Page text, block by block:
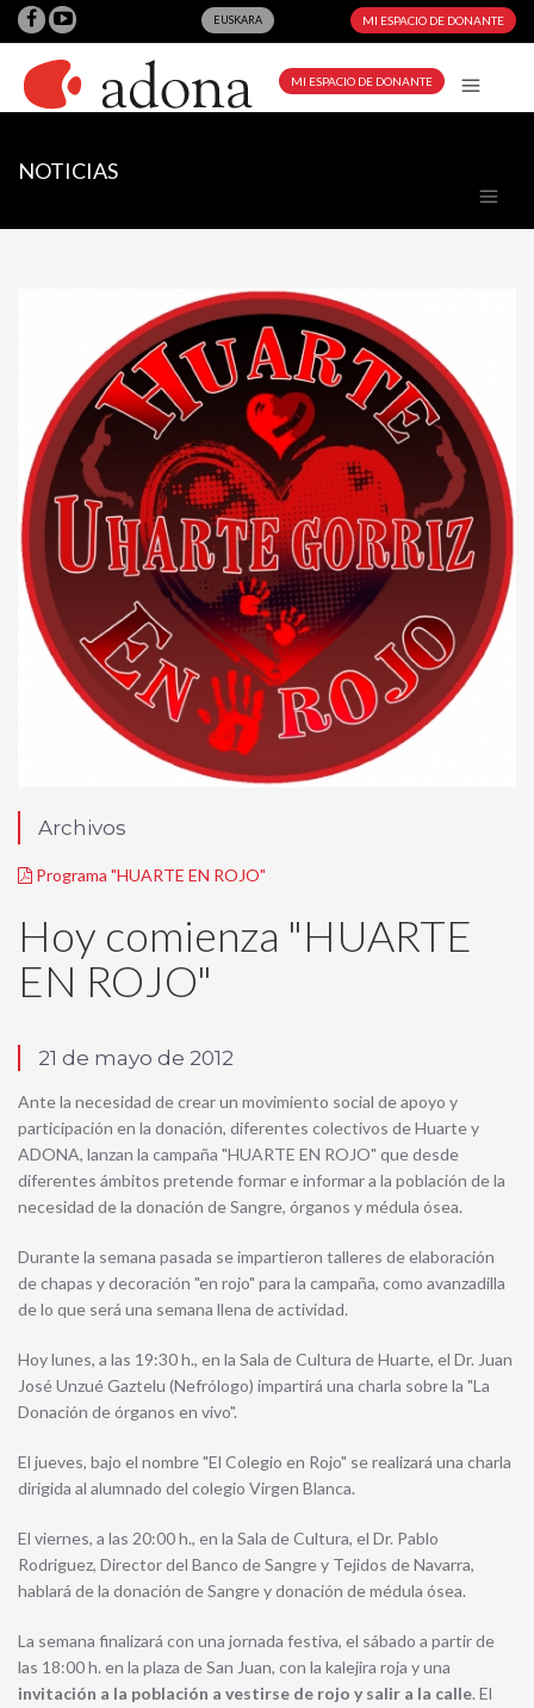
EUSKARA MI ESPACIO DE DONANTE
MI ESPACIO DE DONANTE
NOTICIAS
Archivos
Programa "HUARTE EN ROJO"
Hoy comienza "HUARTE
EN ROJO"
21 de mayo de 2012
Ante la necesidad de crear un movimiento social de apoyo y
participación en la donación, diferentes colectivos de Huarte y
ADONA, lanzan la campaña "HUARTE EN ROJO" que desde
diferentes ámbitos pretende formar e informar a la población de la
necesidad de la donación de Sangre, órganos y médula ósea.
Durante la semana pasada se impartieron talleres de elaboración
de chapas y decoración "en rojo" para la campaña, como avanzadilla
de lo que será una semana llena de actividad.
Hoy lunes, a las 19:30 h., en la Sala de Cultura de Huarte, el Dr. Juan
José Unzué Gaztelu (Nefrólogo) impartirá una charla sobre la "La
Donación de órganos en vivo".
El jueves, bajo el nombre "El Colegio en Rojo" se realizará una charla
dirigida al alumnado del colegio Virgen Blanca.
El viernes, a las 20:00 h., en la Sala de Cultura, el Dr. Pablo
Rodriguez, Director del Banco de Sangre y Tejidos de Navarra,
hablará de la donación de Sangre y donación de médula ósea.
La semana finalizará con una jornada festiva, el sábado a partir de
las 18:00 h. en la plaza de San Juan, con la kalejira roja y una
invitación a la población a vestirse de rojo y salir a la calle. El